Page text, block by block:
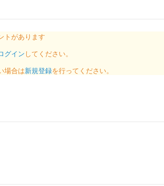
トがあります
グイン してください。
場合は新規登録を行ってください。